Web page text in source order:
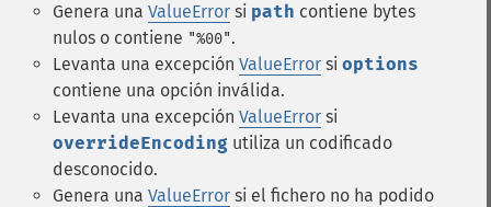
Genera una ValueError si path contiene bytes
nulos o contiene "%00".
Levanta una excepción ValueError si options
contiene una opción inválida.
Levanta una excepción ValueError si
overrideEncoding utiliza un codificado
desconocido.
Genera una ValueError si el fichero no ha podido